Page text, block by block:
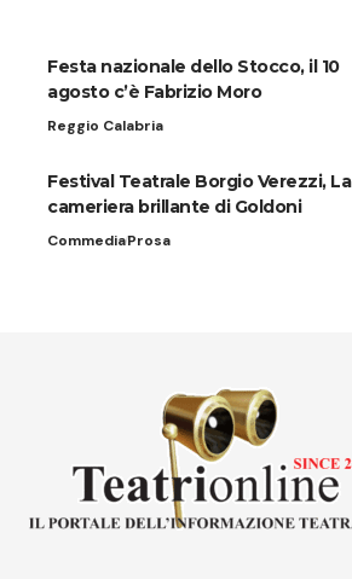
Festa nazionale dello Stocco, il 10
agosto c’è Fabrizio Moro
Reggio Calabria
Festival Teatrale Borgio Verezzi, La
cameriera brillante di Goldoni
CommediaProsa